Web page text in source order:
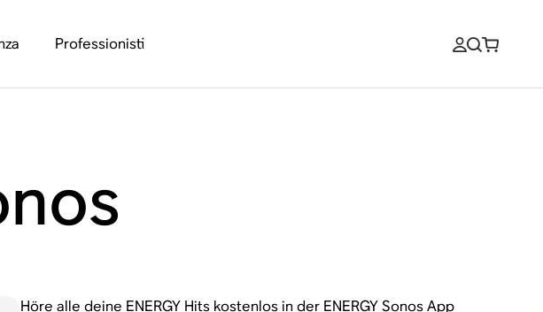
Professionisti
Höre alle deine ENERGY Hits kostenlos in der ENERGY Sonos App